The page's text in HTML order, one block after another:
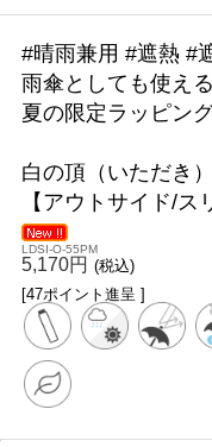
#晴雨兼用 #遮熱 #
雨傘としても使え
夏の限定ラッピン
白の頂（いただき
【アウトサイド/ス
LDSI-O-55PM
5,170円 (税込)
[47ポイント進呈 ]